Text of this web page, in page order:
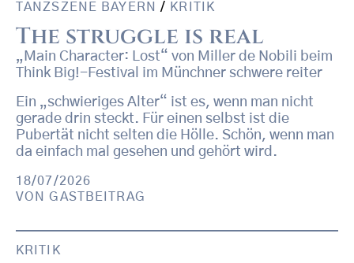
TANZSZENE BAYERN / KRITIK
The struggle is real
„Main Character: Lost“ von Miller de Nobili beim
Think Big!-Festival im Münchner schwere reiter
Ein „schwieriges Alter“ ist es, wenn man nicht
gerade drin steckt. Für einen selbst ist die
Pubertät nicht selten die Hölle. Schön, wenn man
da einfach mal gesehen und gehört wird.
18/07/2026
VONGASTBEITRAG
KRITIK